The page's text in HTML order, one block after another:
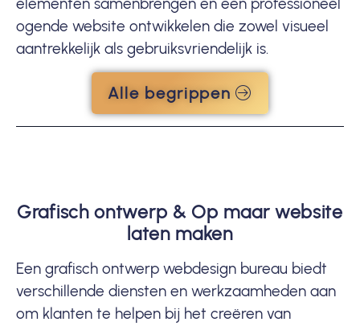
elementen samenbrengen en een professioneel
ogende website ontwikkelen die zowel visueel
aantrekkelijk als gebruiksvriendelijk is.
Alle begrippen
Grafisch ontwerp & Op maar website
laten maken
Een grafisch ontwerp webdesign bureau biedt
verschillende diensten en werkzaamheden aan
om klanten te helpen bij het creëren van